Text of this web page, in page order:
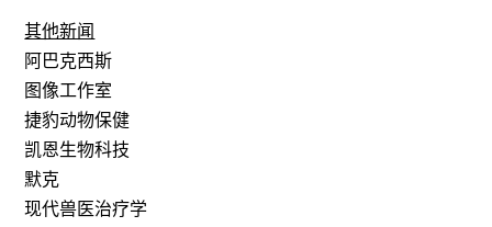
其他新闻
阿巴克西斯
图像工作室
捷豹动物保健
凯恩生物科技
默克
现代兽医治疗学